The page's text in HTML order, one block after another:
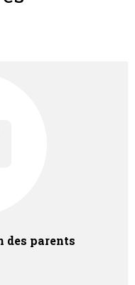
des parents